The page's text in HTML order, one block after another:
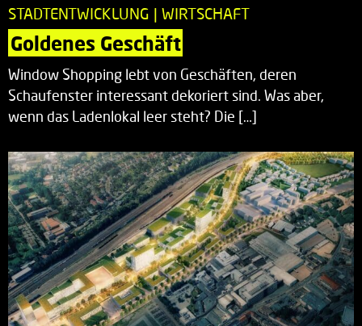
STADTENTWICKLUNG | WIRTSCHAFT
Goldenes Geschäft
Window Shopping lebt von Geschäften, deren
Schaufenster interessant dekoriert sind. Was aber,
wenn das Ladenlokal leer steht? Die […]